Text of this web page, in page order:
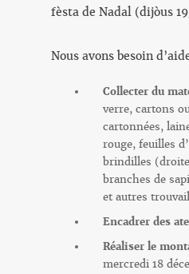
fèsta de Nadal (dijòus
Nous avons besoin
Collecter du
verre, cartons
cartonnées,
rouge, feuilles
brindilles
branches de
et autres
Encadrer des
Réaliser le
mercredi 18